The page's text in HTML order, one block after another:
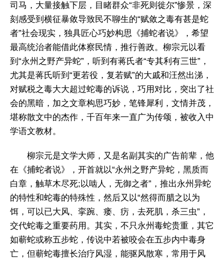
司马，大量接触下层，目睹群众“非死则徙尔”惨景，深
刻感受到横征暴敛导致民不聊生的“赋敛之毒有甚是蛇
者”社会现实，独具匠心巧妙构思《捕蛇者说》，希望
最高统治者能借此体察民情，推行善政。柳宗元以看
到“永州之野产异蛇”，听到有蒋氏者“专其利有三世”，
尤其是蒋氏听到“更若役，复若赋”的大戚和汪然出涕，
对赋税之毒大大超过蛇毒的诉说，巧用对比，突出了社
会的黑暗，加之文章构思巧妙，笔锋犀利，文情并茂，
堪称散文中的杰作，千百年来一直广为传颂，被收入中
学语文教材。
柳宗元是文学大师，又是名副其实的广告前辈，他
在《捕蛇者说》，开首就以“永州之野产异蛇，黑质而
白章，触草木尽死;以啮人，无御之者”，推出永州异蛇
的特性和蛇毒的特殊性，然后又以“然得而腊之以为
饵，可以已大风、挛踠、瘘、疠，去死肌，杀三虫”，
交代蛇毒之重要药用。其实，不只永州毒蛇贵重，其它
如蕲蛇或称五步蛇，传说中若被咬会在五步内中毒身
亡，但蕲蛇毒擅长治疗风湿，能驱风散寒，常用于风